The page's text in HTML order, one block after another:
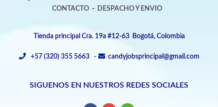
CONTACTO- DESPACHO Y ENVIO
Tienda principal Cra. 19a #12-63 Bogotá, Colombia
+57 (320) 355 5663 - candyjobsprincipal@gmail.com
SIGUENOS EN NUESTROS REDES SOCIALES